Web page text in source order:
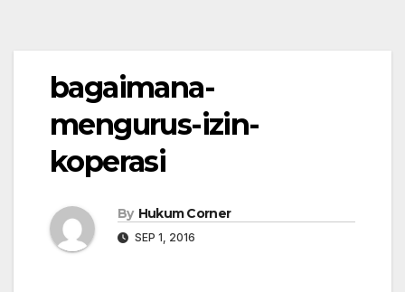
bagaimana-
mengurus-izin-
koperasi
By Hukum Corner
SEP 1, 2016